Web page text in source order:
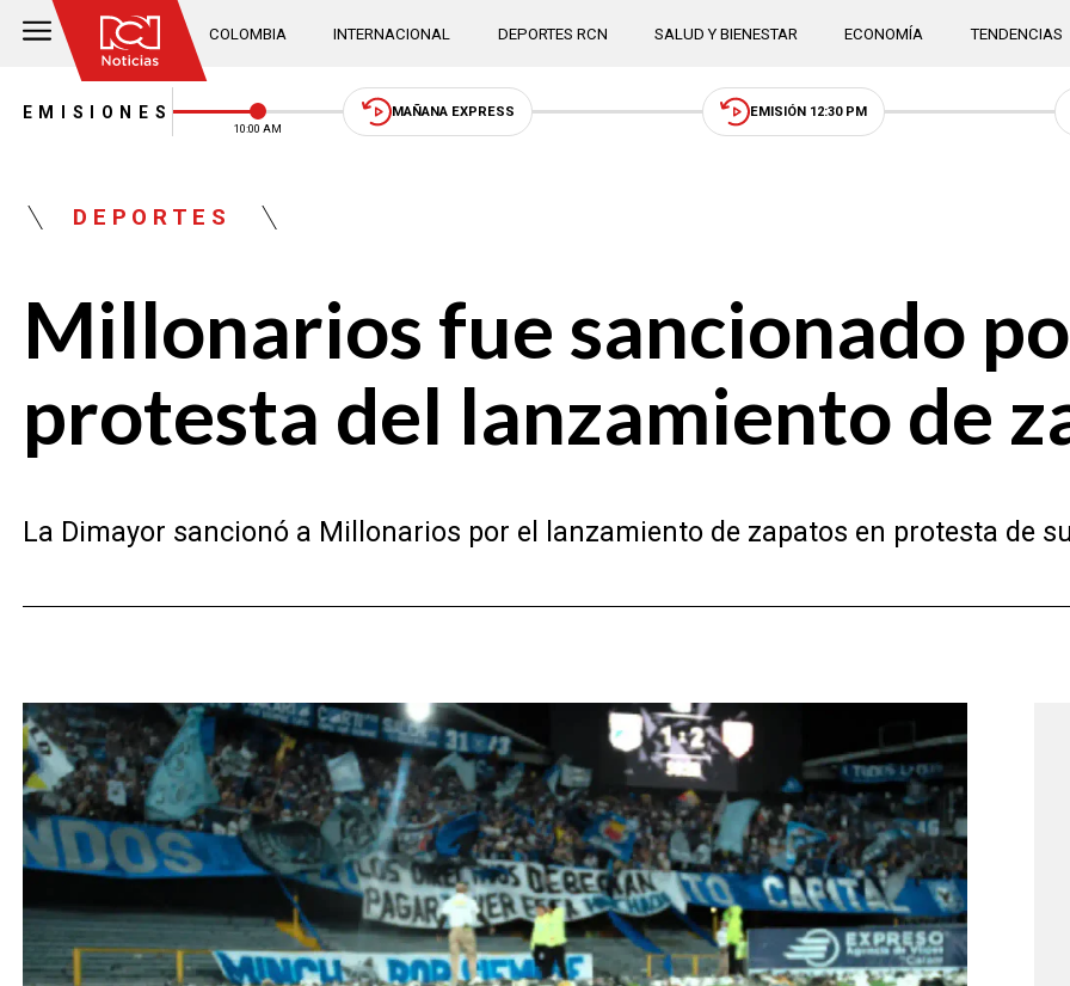
COLOMBIA INTERNACIONAL DEPORTES RCN SALUD Y BIENESTAR ECONOMÍA TENDENCIAS
EMISIONES
10:00 AM
MAÑANA EXPRESS EMISIÓN 12:30 PM
DEPORTES
Millonarios fue sancionado
protesta del lanzamiento de
La Dimayor sancionó a Millonarios por el lanzamiento de zapatos en protesta de